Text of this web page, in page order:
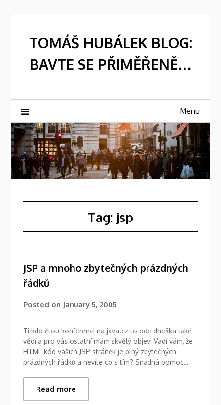
TOMÁŠ HUBÁLEK BLOG:
BAVTE SE PŘIMĚŘENĚ…
Menu
Tag: jsp
JSP a mnoho zbytečných prázdných
řádků
Posted on January 5, 2005
Ti kdo čtou konferenci na java.cz to ode dneška také
vědí a pro vás ostatní mám skvělý objev: Vadí vám, že
HTML kód vašich JSP stránek je plný zbytečných
prázdných řádků a nevíte co s tím? Snadná pomoc…
Read more